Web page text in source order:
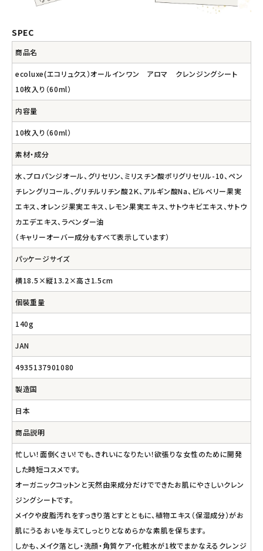
SPEC
商品名
ecoluxe(エコリュクス）オールインワン アロマ クレンジングシート
10枚入り（60ml）
内容量
10枚入り（60ml）
素材・成分
水、プロパンジオール、グリセリン、ミリスチン酸ポリグリセリル-10、ペン
チレングリコール、グリチルリチン酸2Ｋ、アルギン酸Na、ビルベリー果実
エキス、オレンジ果実エキス、レモン果実エキス、サトウキビエキス、サトウ
カエデエキス、ラベンダー油
（キャリーオーバー成分もすべて表示しています）
パッケージサイズ
横18.5×縦13.2×高さ1.5cm
個裝重量
140g
JAN
4935137901080
製造国
日本
商品説明
忙しい！面倒くさい！でも、きれいになりたい！欲張りな女性のために開発
した時短コスメです。
オーガニックコットンと天然由来成分だけでできたお肌にやさしいクレン
ジングシートです。
メイクや皮脂汚れをすっきり落とすとともに、植物エキス（保湿成分）がお
肌にうるおいを与えてしっとりとなめらかな素肌を保ちます。
しかも、メイク落とし・洗顔・角質ケア・化粧水が1枚でまかなえるクレンジ